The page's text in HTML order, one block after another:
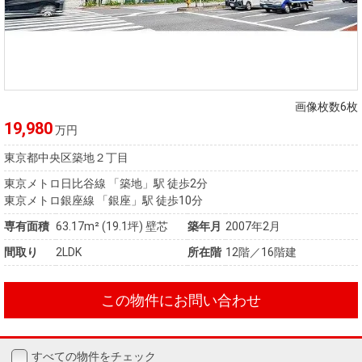
画像枚数6枚
19,980万円
東京都中央区築地２丁目
東京メトロ日比谷線 「築地」駅 徒歩2分
東京メトロ銀座線 「銀座」駅 徒歩10分
専有面積 63.17m²(19.1坪) 壁芯 築年月 2007年2月
間取り
2LDK 所在階 12階／16階建
この物件にお問い合わせ
すべての物件をチェック